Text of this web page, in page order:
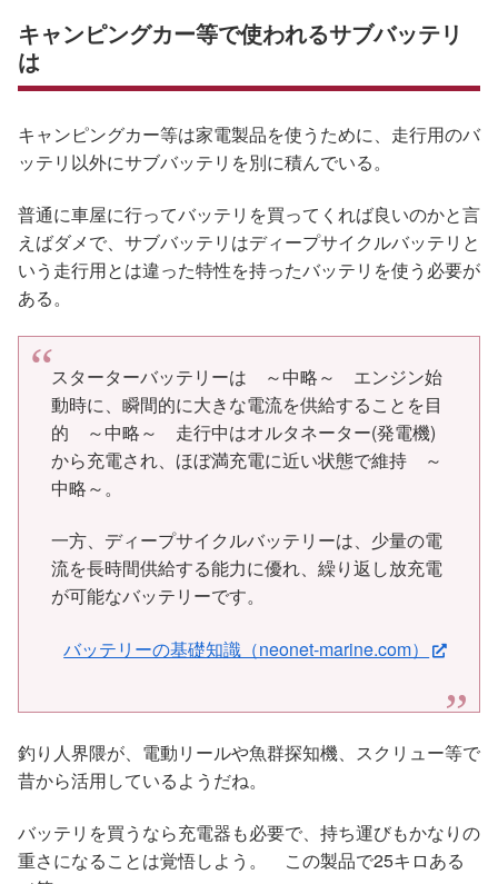
キャンピングカー等で使われるサブバッテリ
は
キャンピングカー等は家電製品を使うために、走行用のバ
ッテリ以外にサブバッテリを別に積んでいる。
普通に車屋に行ってバッテリを買ってくれば良いのかと言
えばダメで、サブバッテリはディープサイクルバッテリと
いう走行用とは違った特性を持ったバッテリを使う必要が
ある。
スターターバッテリーは ～中略～ エンジン始
動時に、瞬間的に大きな電流を供給することを目
的 ～中略～ 走行中はオルタネーター(発電機)
から充電され、ほぼ満充電に近い状態で維持 ～
中略～。
一方、ディープサイクルバッテリーは、少量の電
流を長時間供給する能力に優れ、繰り返し放充電
が可能なバッテリーです。
バッテリーの基礎知識（neonet-marine.com）
釣り人界隈が、電動リールや魚群探知機、スクリュー等で
昔から活用しているようだね。
バッテリを買うなら充電器も必要で、持ち運びもかなりの
重さになることは覚悟しよう。 この製品で25キロある